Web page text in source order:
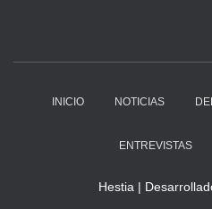
INICIO NOTICIAS
ENTREVISTAS
Hestia |